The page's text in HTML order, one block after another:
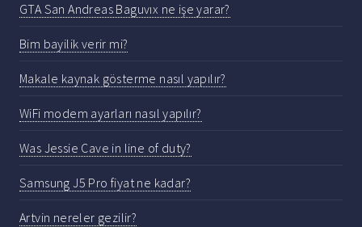
GTA San Andreas Baguvıx ne işe yarar?
Bim bayilik verir mi?
Makale kaynak gösterme nasıl yapılır?
WiFi modem ayarları nasıl yapılır?
Was Jessie Cave in line of duty?
Samsung J5 Pro fiyat ne kadar?
Artvin nereler gezilir?